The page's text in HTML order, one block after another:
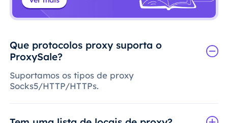
Que protocolos proxy suporta o
ProxySale?
Suportamos os tipos de proxy
Socks5/HTTP/HTTPs.